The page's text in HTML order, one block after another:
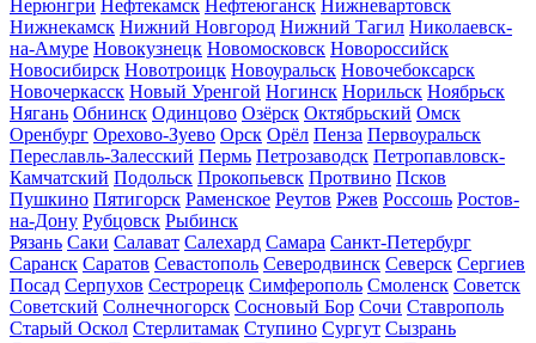
Нерюнгри Нефтекамск Нефтеюганск Нижневартовск
Нижнекамск Нижний Новгород Нижний Тагил Николаевск-
на-Амуре Новокузнецк Новомосковск Новороссийск
Новосибирск Новотроицк Новоуральск Новочебоксарск
Новочеркасск Новый Уренгой Ногинск Норильск Ноябрьск
Нягань Обнинск Одинцово Озёрск Октябрьский Омск
Оренбург Орехово-Зуево Орск Орёл Пенза Первоуральск
Переславль-Залесский Пермь Петрозаводск Петропавловск-
Камчатский Подольск Прокопьевск Протвино Псков
Пушкино Пятигорск Раменское Реутов Ржев Россошь Ростов-
на-Дону Рубцовск Рыбинск
Рязань Саки Салават Салехард Самара Санкт-Петербург
Саранск Саратов Севастополь Северодвинск Северск Сергиев
Посад Серпухов Сестрорецк Симферополь Смоленск Советск
Советский Солнечногорск Сосновый Бор Сочи Ставрополь
Старый Оскол Стерлитамак Ступино Сургут Сызрань